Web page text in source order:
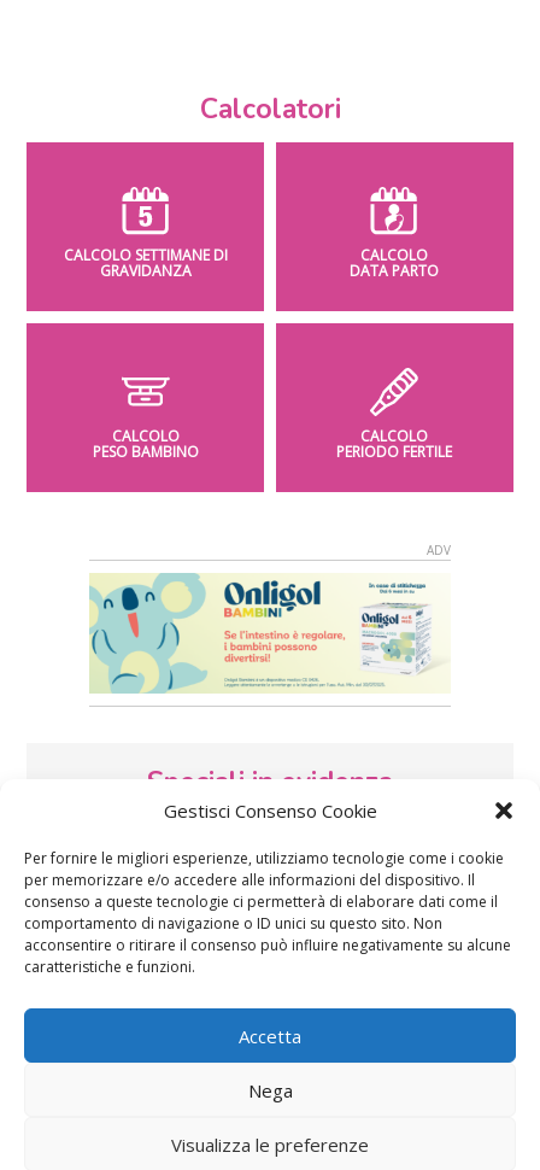
Gestisci Consenso Cookie
Per fornire le migliori esperienze, utilizziamo tecnologie come i cookie
per memorizzare e/o accedere alle informazioni del dispositivo. Il
consenso a queste tecnologie ci permetterà di elaborare dati come il
comportamento di navigazione o ID unici su questo sito. Non
acconsentire o ritirare il consenso può influire negativamente su alcune
caratteristiche e funzioni.
Accetta
Nega
Visualizza le preferenze
Calcolatori
CALCOLO SETTIMANE DI
GRAVIDANZA
CALCOLO
DATA PARTO
CALCOLO
PESO BAMBINO
CALCOLO
PERIODO FERTILE
Speciali in evidenza